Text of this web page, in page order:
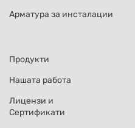
Арматура за инсталации
Продукти
Нашата работа
Лицензи и
Сертификати